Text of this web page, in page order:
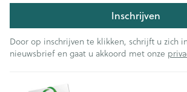
Inschrijven
Door op inschrijven te klikken, schrijft u zich
nieuwsbrief en gaat u akkoord met onze